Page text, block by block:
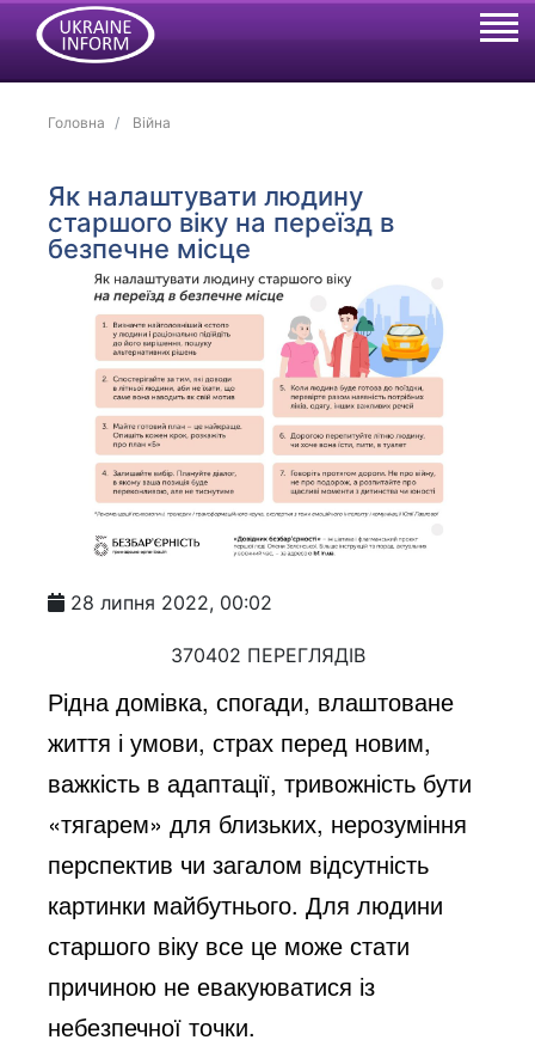
Головна Війна
Як налаштувати людину
старшого віку на переїзд в
безпечне місце
28 липня 2022, 00:02
370402 ПЕРЕГЛЯДІВ
Рідна домівка, спогади, влаштоване
життя і умови, страх перед новим,
важкість в адаптації, тривожність бути
«тягарем» для близьких, нерозуміння
перспектив чи загалом відсутність
картинки майбутнього. Для людини
старшого віку все це може стати
причиною не евакуюватися із
небезпечної точки.